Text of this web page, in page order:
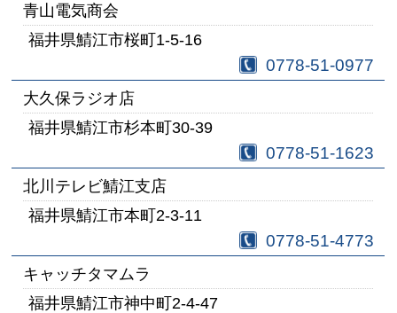
青山電気商会
福井県鯖江市桜町1-5-16
0778-51-0977
大久保ラジオ店
福井県鯖江市杉本町30-39
0778-51-1623
北川テレビ鯖江支店
福井県鯖江市本町2-3-11
0778-51-4773
キャッチタマムラ
福井県鯖江市神中町2-4-47